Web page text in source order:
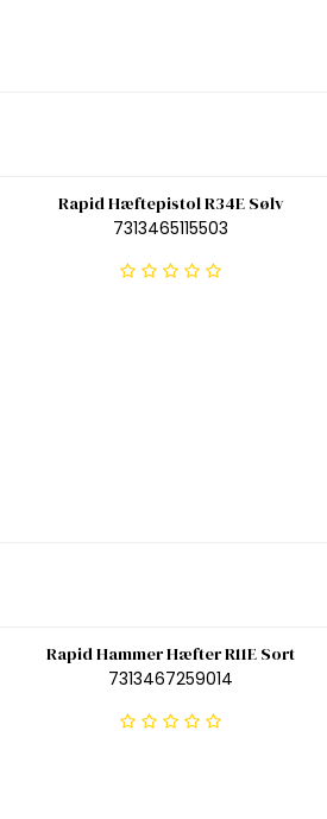
Rapid Hæftepistol R34E Sølv
7313465115503
Rapid Hammer Hæfter R11E Sort
7313467259014